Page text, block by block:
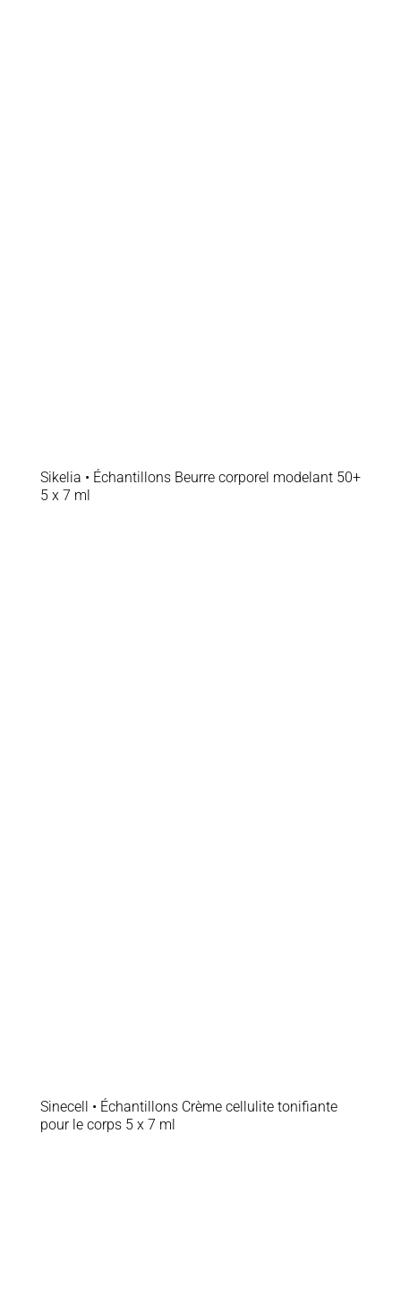
Sikelia • Échantillons Beurre corporel modelant 50+
5 x 7 ml
Sinecell • Échantillons Crème cellulite tonifiante
pour le corps 5 x 7 ml